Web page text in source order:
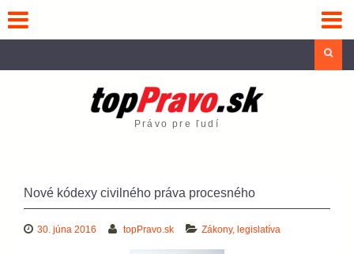
content
Právo pre ľudí
Nové kódexy civilného práva procesného
30. júna 2016 topPravo.sk Zákony, legislatíva